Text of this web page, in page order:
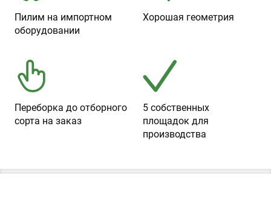
Пилим на импортном
оборудовании
Хорошая геометрия
Переборка до отборного
сорта на заказ
5 собственных
площадок для
производства